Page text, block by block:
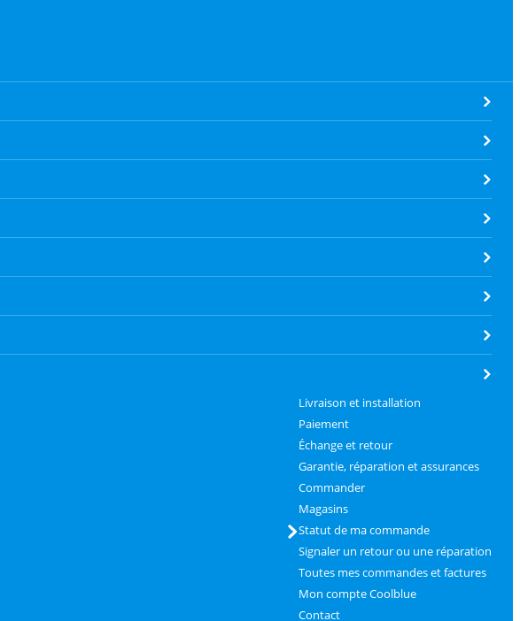
Livraison et installation
Paiement
Échange et retour
Garantie, réparation et assurances
Commander
Magasins
Statut de ma commande
Signaler un retour ou une réparation
Toutes mes commandes et factures
Mon compte Coolblue
Contact